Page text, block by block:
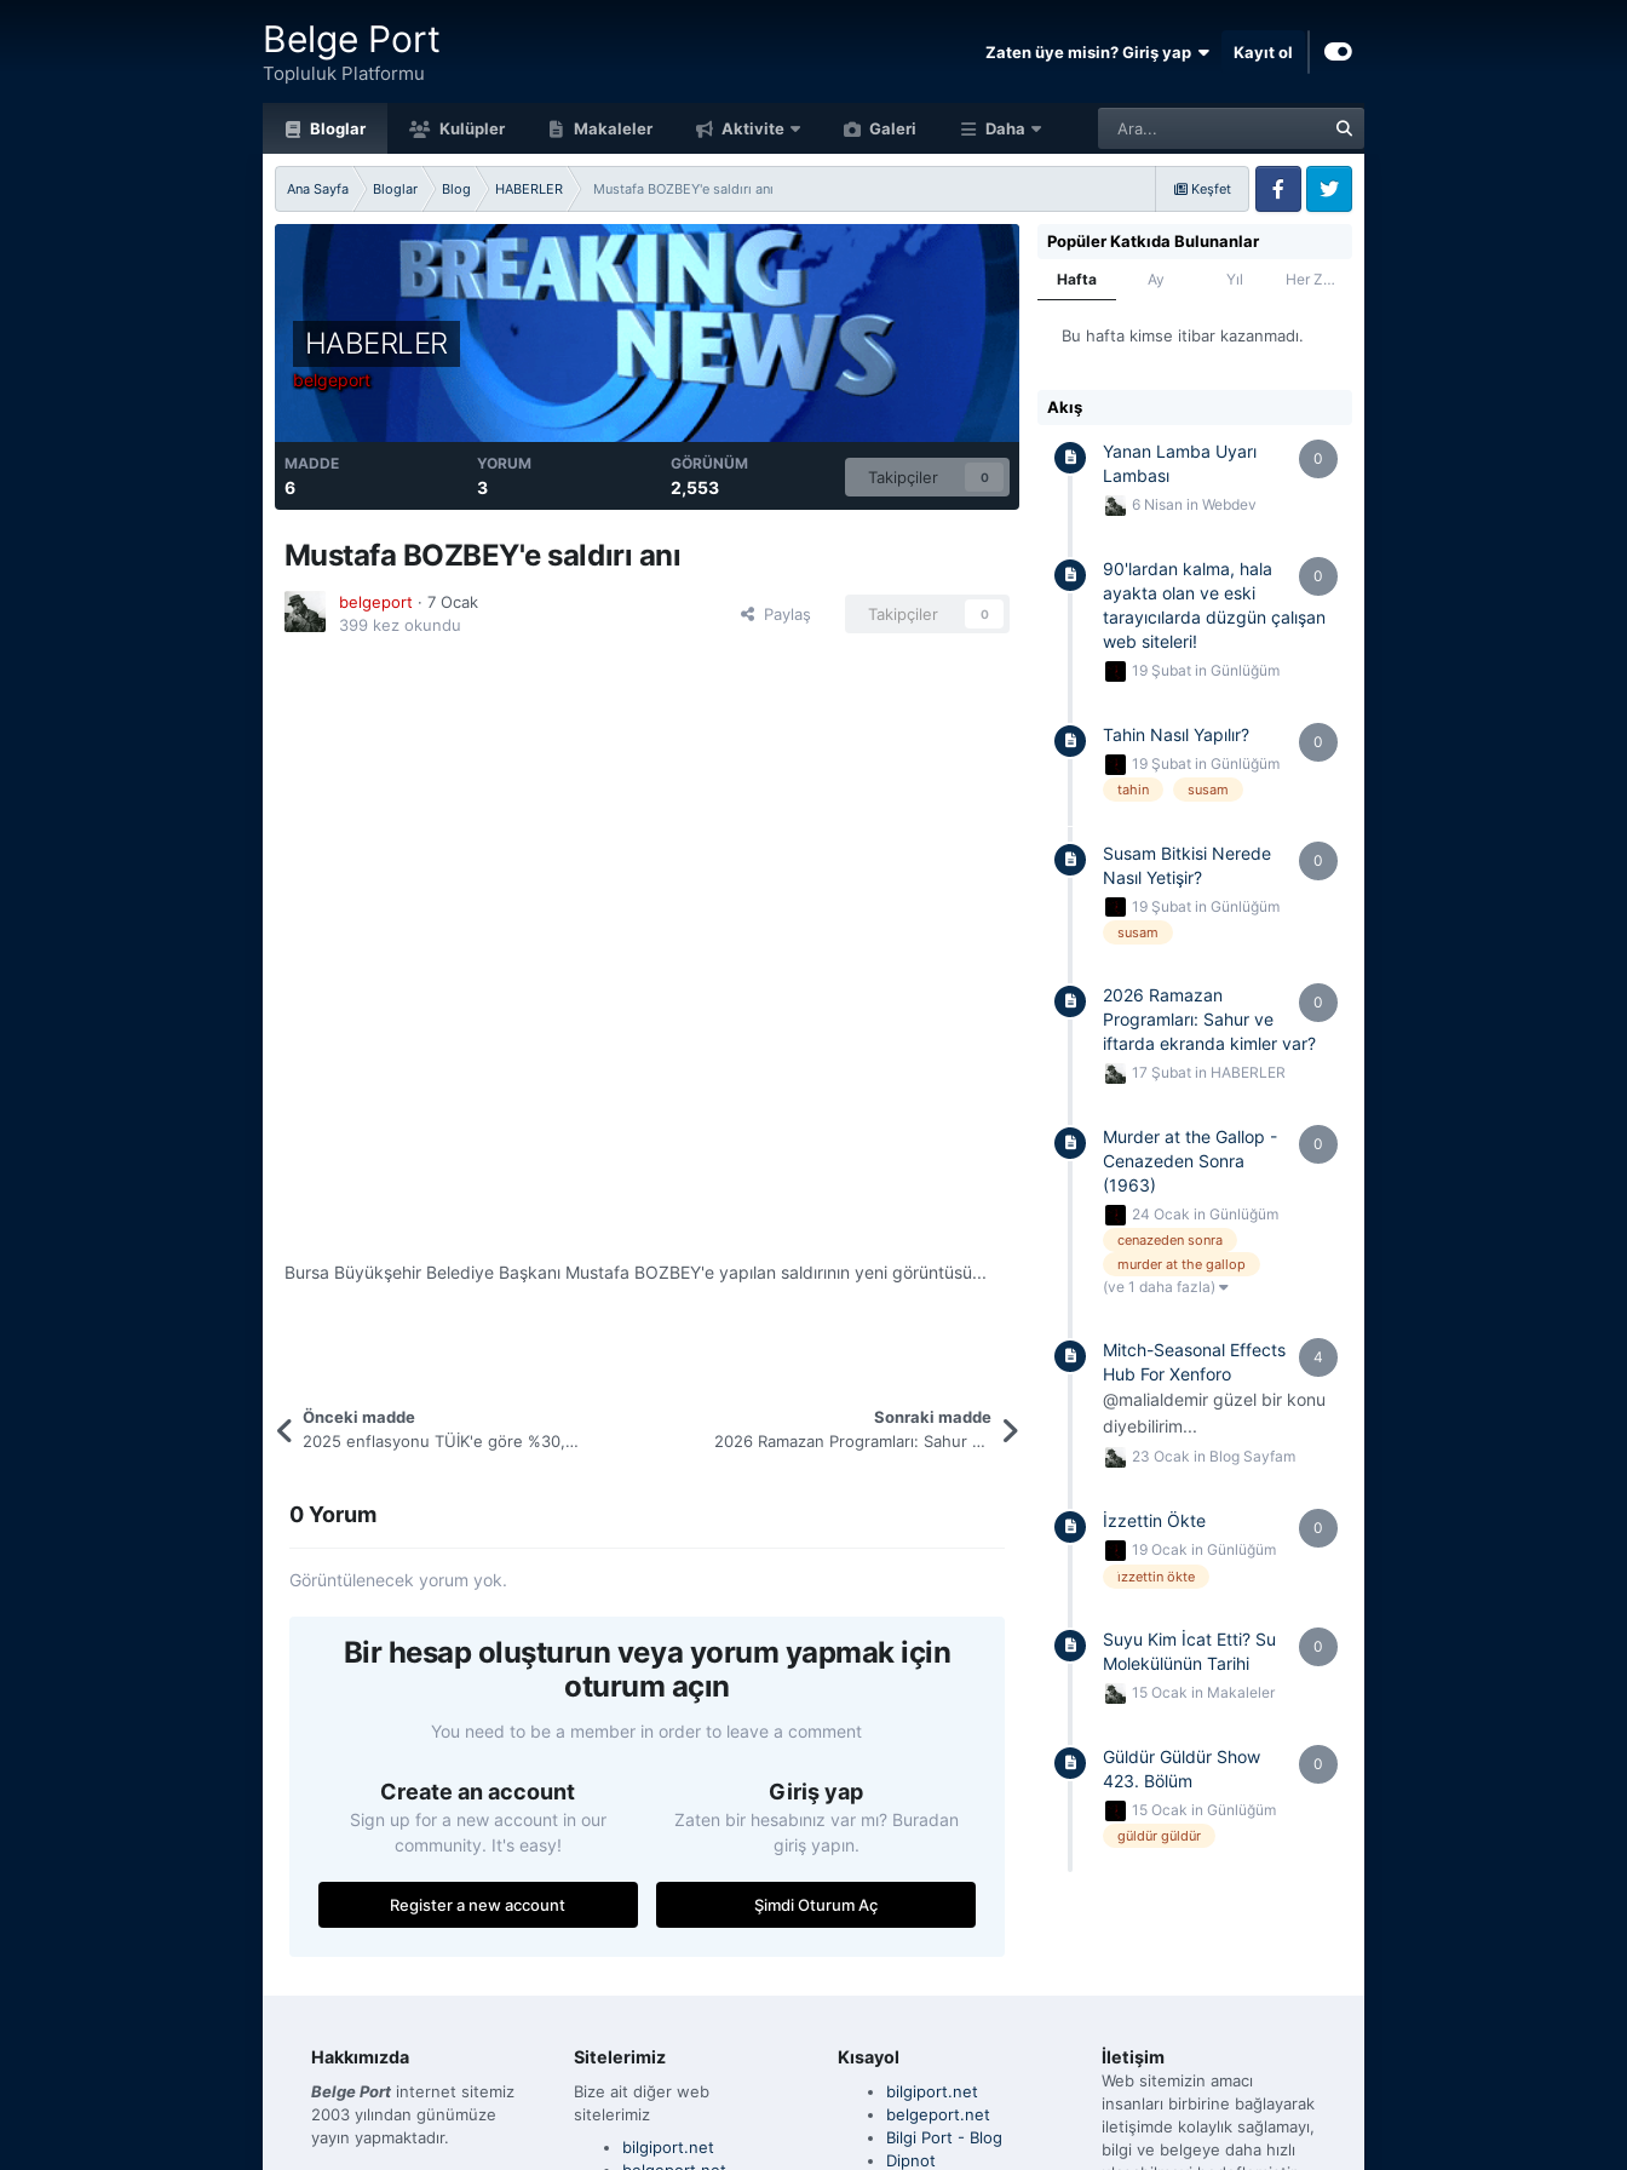
Belge Port
Topluluk Platformu
Zaten üye misin? Giriş yap Kayıt ol
Bloglar Kulüpler Makaleler Aktivite Galeri Daha
Keşfet
Ana Sayfa Bloglar Blog HABERLER
Mustafa BOZBEY'e saldırı anı
FacebookTwitter
HABERLER
belgeport
Takipçiler 0
MADDE
6
YORUM
3
GÖRÜNÜM
2,553
Mustafa BOZBEY'e saldırı anı
belgeport· 7 Ocak
399 kez okundu
Paylaş Takipçiler 0
Bursa Büyükşehir Belediye Başkanı Mustafa BOZBEY'e yapılan saldırının yeni görüntüsü...
Önceki madde
2025 enflasyonu TÜİK'e göre %30,9 ENAG'a göre %56,1
Sonraki madde
2026 Ramazan Programları: Sahur ve iftarda ekranda kimler var?
0 Yorum
Görüntülenecek yorum yok.
Bir hesap oluşturun veya yorum yapmak için
oturum açın
You need to be a member in order to leave a comment
Create an account
Sign up for a new account in our
community. It's easy!
Register a new account
Giriş yap
Zaten bir hesabınız var mı? Buradan
giriş yapın.
Şimdi Oturum Aç
Popüler Katkıda Bulunanlar
Hafta Ay Yıl Her Zaman
Bu hafta kimse itibar kazanmadı.
Akış
0
Yanan Lamba Uyarı
Lambası
6 Nisan inWebdev
0
90'lardan kalma, hala
ayakta olan ve eski
tarayıcılarda düzgün çalışan
web siteleri!
19 Şubat inGünlüğüm
0
Tahin Nasıl Yapılır?
19 Şubat inGünlüğüm
tahin susam
0
Susam Bitkisi Nerede
Nasıl Yetişir?
19 Şubat inGünlüğüm
susam
0
2026 Ramazan
Programları: Sahur ve
iftarda ekranda kimler var?
17 Şubat in HABERLER
0
Murder at the Gallop -
Cenazeden Sonra
(1963)
24 Ocak inGünlüğüm
cenazeden sonra
murder at the gallop
(ve 1 daha fazla)
4
Mitch-Seasonal Effects
Hub For Xenforo
@malialdemir güzel bir konu
diyebilirim...
23 Ocak in Blog Sayfam
0
İzzettin Ökte
19 Ocak inGünlüğüm
i̇zzettin ökte
0
Suyu Kim İcat Etti? Su
Molekülünün Tarihi
15 Ocak in Makaleler
0
Güldür Güldür Show
423. Bölüm
15 Ocak inGünlüğüm
güldür güldür
Hakkımızda
Belge Portinternet sitemiz
2003 yılından günümüze
yayın yapmaktadır.
Sitelerimiz
Bize ait diğer web
sitelerimiz
bilgiport.net
Kısayol
bilgiport.net
belgeport.net
Bilgi Port - Blog
Dipnot
İletişim
Web sitemizin amacı
insanları birbirine bağlayarak
iletişimde kolaylık sağlamayı,
bilgi ve belgeye daha hızlı